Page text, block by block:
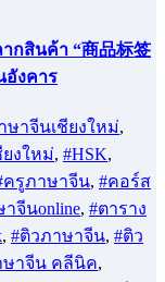
สินค้า “商品标签
อังคาร
ษาจีนเชียงใหม่,
ยงใหม่, #HSK,
ครูภาษาจีน, #คอร์ส
จีนonline, #ตาราง
, #ติวภาษาจีน, #ติว
ษาจีน คลีนิค,